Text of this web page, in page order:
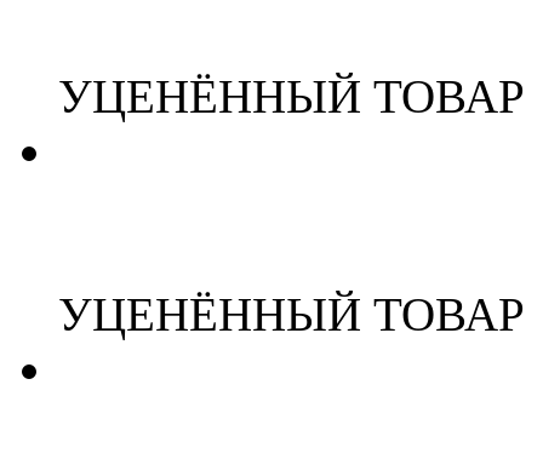
УЦЕНЁННЫЙ ТОВАР
УЦЕНЁННЫЙ ТОВАР